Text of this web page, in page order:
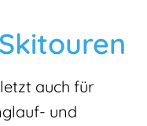
auch für
und